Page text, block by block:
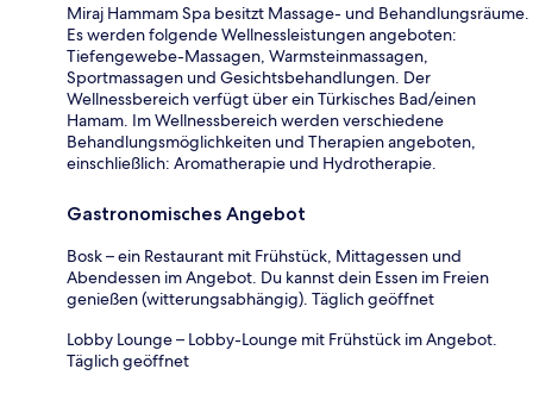
Miraj Hammam Spa besitzt Massage- und Behandlungsräume.
Es werden folgende Wellnessleistungen angeboten:
Tiefengewebe-Massagen, Warmsteinmassagen,
Sportmassagen und Gesichtsbehandlungen. Der
Wellnessbereich verfügt über ein Türkisches Bad/einen
Hamam. Im Wellnessbereich werden verschiedene
Behandlungsmöglichkeiten und Therapien angeboten,
einschließlich: Aromatherapie und Hydrotherapie.
Gastronomisches Angebot
Bosk – ein Restaurant mit Frühstück, Mittagessen und
Abendessen im Angebot. Du kannst dein Essen im Freien
genießen (witterungsabhängig). Täglich geöffnet
Lobby Lounge – Lobby-Lounge mit Frühstück im Angebot.
Täglich geöffnet